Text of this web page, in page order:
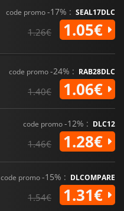
code promo-17% : SEAL17DLC
1.26€ 1.05€
code promo-24% : RAB28DLC
1.40€ 1.06€
code promo-12% : DLC12
1.46€ 1.28€
code promo-15% : DLCOMPARE
1.54€ 1.31€